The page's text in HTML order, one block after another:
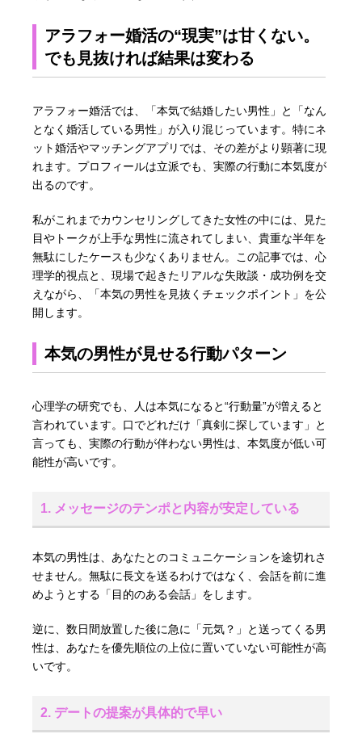
アラフォー婚活の“現実”は甘くない。
でも見抜ければ結果は変わる
アラフォー婚活では、「本気で結婚したい男性」と「なん
となく婚活している男性」が入り混じっています。特にネ
ット婚活やマッチングアプリでは、その差がより顕著に現
れます。プロフィールは立派でも、実際の行動に本気度が
出るのです。
私がこれまでカウンセリングしてきた女性の中には、見た
目やトークが上手な男性に流されてしまい、貴重な半年を
無駄にしたケースも少なくありません。この記事では、心
理学的視点と、現場で起きたリアルな失敗談・成功例を交
えながら、「本気の男性を見抜くチェックポイント」を公
開します。
本気の男性が見せる行動パターン
心理学の研究でも、人は本気になると“行動量”が増えると
言われています。口でどれだけ「真剣に探しています」と
言っても、実際の行動が伴わない男性は、本気度が低い可
能性が高いです。
1. メッセージのテンポと内容が安定している
本気の男性は、あなたとのコミュニケーションを途切れさ
せません。無駄に長文を送るわけではなく、会話を前に進
めようとする「目的のある会話」をします。
逆に、数日間放置した後に急に「元気？」と送ってくる男
性は、あなたを優先順位の上位に置いていない可能性が高
いです。
2. デートの提案が具体的で早い